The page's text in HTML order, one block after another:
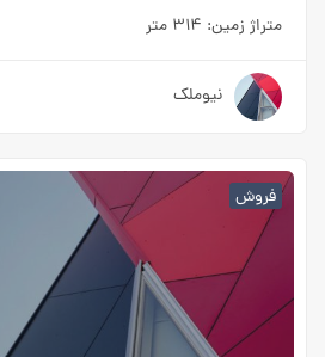
متراژ زمین: ۳۱۴ متر
نیوملک
فروش